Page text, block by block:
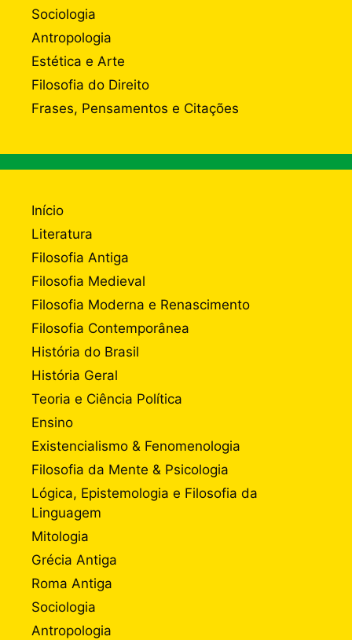
Sociologia
Antropologia
Estética e Arte
Filosofia do Direito
Frases, Pensamentos e Citações
Início
Literatura
Filosofia Antiga
Filosofia Medieval
Filosofia Moderna e Renascimento
Filosofia Contemporânea
História do Brasil
História Geral
Teoria e Ciência Política
Ensino
Existencialismo & Fenomenologia
Filosofia da Mente & Psicologia
Lógica, Epistemologia e Filosofia da
Linguagem
Mitologia
Grécia Antiga
Roma Antiga
Sociologia
Antropologia